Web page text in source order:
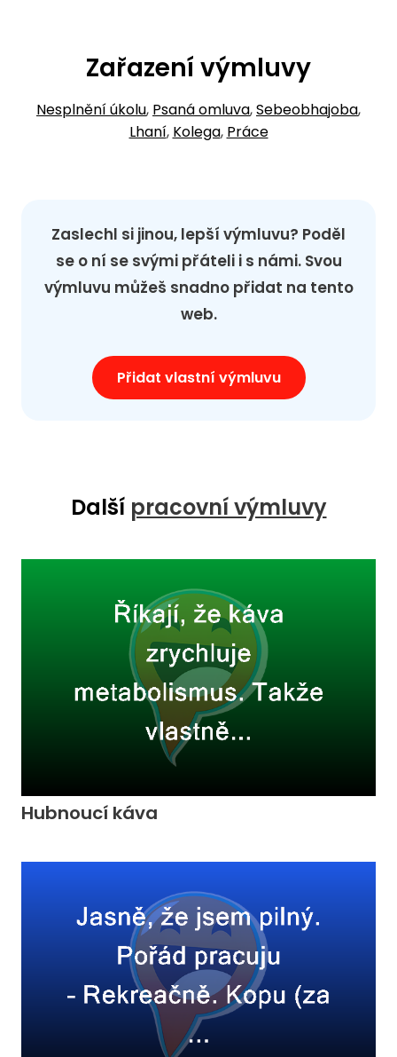
Zařazení výmluvy
Nesplnění úkolu, Psaná omluva,Sebeobhajoba,
Lhaní, Kolega, Práce
Zaslechl si jinou, lepší výmluvu? Poděl
se o ní se svými přáteli i s námi. Svou
výmluvu můžeš snadno přidat na tento
web.
Přidat vlastní výmluvu
Další pracovní výmluvy
Hubnoucí káva